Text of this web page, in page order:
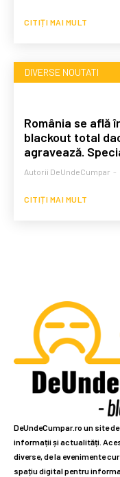
CITIȚI MAI MULT
DIVERSE NOUTATI
România se află
blackout total
agravează.
Autorii DeUndeCumpar -
CITIȚI MAI MULT
DeUndeCumpar.ro un site
informații și actualități.
diverse, de la evenimente
spațiu digital pentru